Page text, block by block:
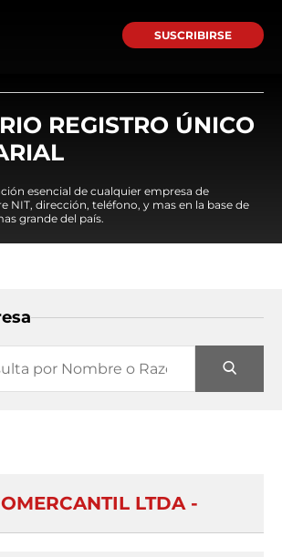
SUSCRIBIRSE
REGISTRO ÚNICO
esencial de cualquier empresa de
NIT, dirección, teléfono, y mas en la base de
grande del país.
LTDA -